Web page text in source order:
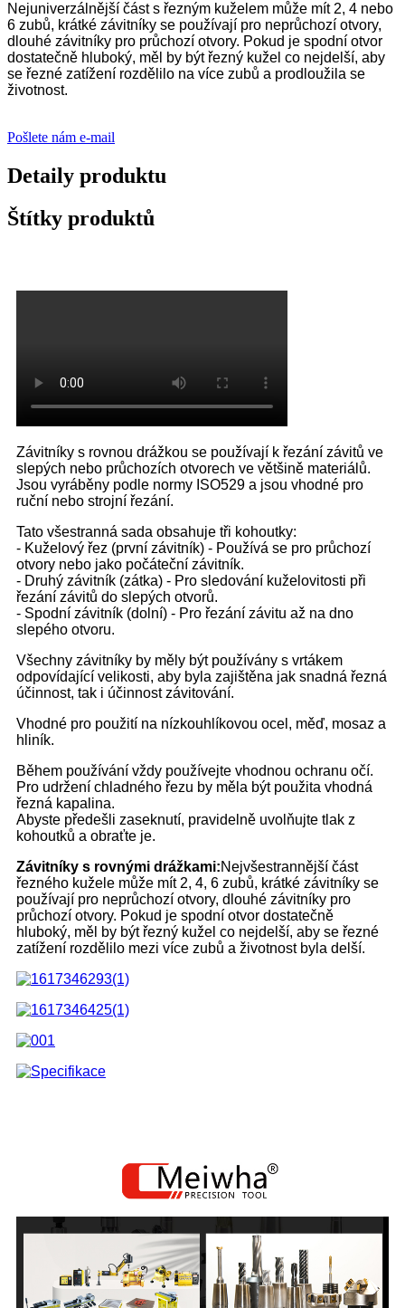
Nejuniverzálnější část s řezným kuželem může mít 2, 4 nebo
6 zubů, krátké závitníky se používají pro neprůchozí otvory,
dlouhé závitníky pro průchozí otvory. Pokud je spodní otvor
dostatečně hluboký, měl by být řezný kužel co nejdelší, aby
se řezné zatížení rozdělilo na více zubů a prodloužila se
životnost.
Pošlete nám e-mail
Detaily produktu
Štítky produktů
Závitníky s rovnou drážkou se používají k řezání závitů ve
slepých nebo průchozích otvorech ve většině materiálů.
Jsou vyráběny podle normy ISO529 a jsou vhodné pro
ruční nebo strojní řezání.
Tato všestranná sada obsahuje tři kohoutky:
- Kuželový řez (první závitník) - Používá se pro průchozí
otvory nebo jako počáteční závitník.
- Druhý závitník (zátka) - Pro sledování kuželovitosti při
řezání závitů do slepých otvorů.
- Spodní závitník (dolní) - Pro řezání závitu až na dno
slepého otvoru.
Všechny závitníky by měly být používány s vrtákem
odpovídající velikosti, aby byla zajištěna jak snadná řezná
účinnost, tak i účinnost závitování.
Vhodné pro použití na nízkouhlíkovou ocel, měď, mosaz a
hliník.
Během používání vždy používejte vhodnou ochranu očí.
Pro udržení chladného řezu by měla být použita vhodná
řezná kapalina.
Abyste předešli zaseknutí, pravidelně uvolňujte tlak z
kohoutků a obraťte je.
Závitníky s rovnými drážkami:Nejvšestrannější část
řezného kužele může mít 2, 4, 6 zubů, krátké závitníky se
používají pro neprůchozí otvory, dlouhé závitníky pro
průchozí otvory. Pokud je spodní otvor dostatečně
hluboký, měl by být řezný kužel co nejdelší, aby se řezné
zatížení rozdělilo mezi více zubů a životnost byla delší.